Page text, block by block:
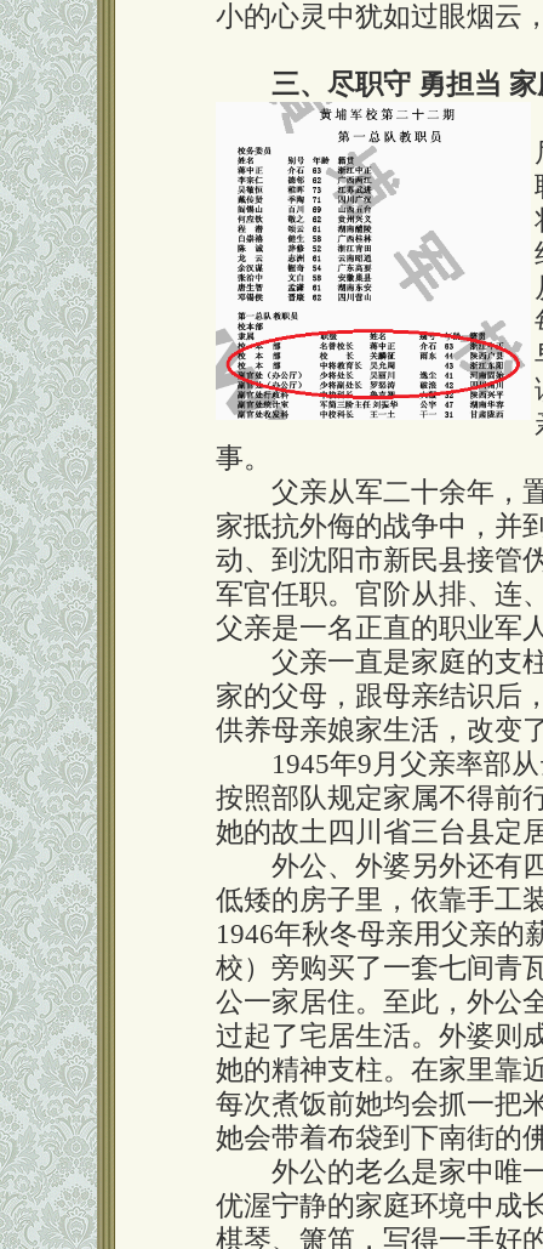
小的心灵中犹如过眼烟云
三、尽职守 勇担当
事。
父亲从军二十余年，置
家抵抗外侮的战争中，并
动、到沈阳市新民县接管
军官任职。官阶从排、连
父亲是一名正直的职业军
父亲一直是家庭的支柱
家的父母，跟母亲结识后
供养母亲娘家生活，改变
1945年9月父亲率部从
按照部队规定家属不得前
她的故土四川省三台县定
外公、外婆另外还有四
低矮的房子里，依靠手工
1946年秋冬母亲用父亲的
校）旁购买了一套七间青
公一家居住。至此，外公
过起了宅居生活。外婆则
她的精神支柱。在家里靠
每次煮饭前她均会抓一把
她会带着布袋到下南街的
外公的老么是家中唯一
优渥宁静的家庭环境中成
棋琴、箫笛，写得一手好